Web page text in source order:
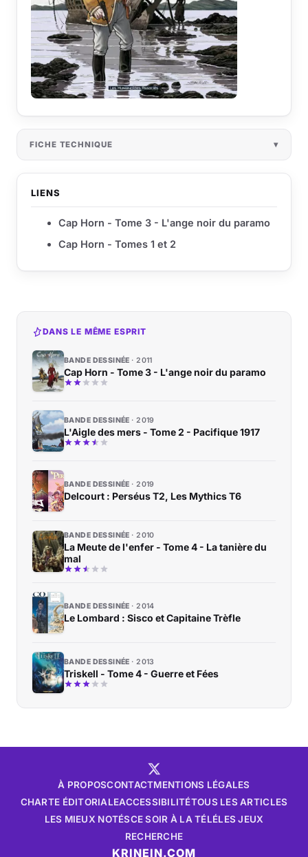
FICHE TECHNIQUE
LIENS
Cap Horn - Tome 3 - L'ange noir du paramo
Cap Horn - Tomes 1 et 2
DANS LE MÊME ESPRIT
BANDE DESSINÉE 2011
Cap Horn - Tome 3 - L'ange noir du paramo
BANDE DESSINÉE 2019
L'Aigle des mers - Tome 2 - Pacifique 1917
BANDE DESSINÉE 2019
Delcourt : Perséus T2, Les Mythics T6
BANDE DESSINÉE 2010
La Meute de l'enfer - Tome 4 - La tanière du
mal
BANDE DESSINÉE 2014
Le Lombard : Sisco et Capitaine Trèfle
BANDE DESSINÉE 2013
Triskell - Tome 4 - Guerre et Fées
À PROPOSCONTACTMENTIONS LÉGALES
CHARTE ÉDITORIALEACCESSIBILITÉTOUS LES ARTICLES
LES MIEUX NOTÉSCE SOIR À LA TÉLÉLES JEUX
RECHERCHE
KRINEIN.COM